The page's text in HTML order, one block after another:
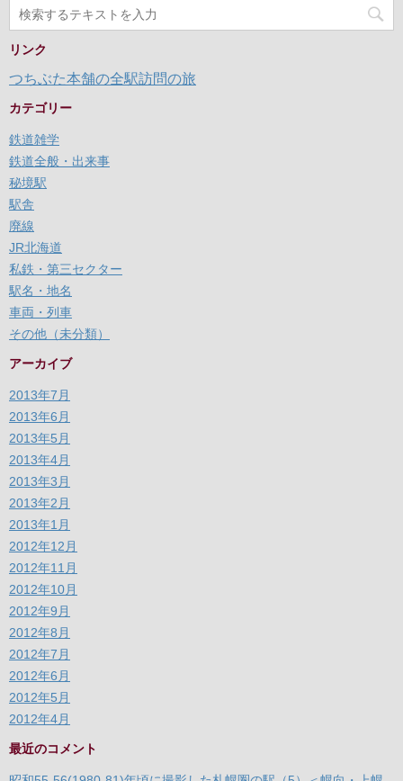
リンク
つちぶた本舗の全駅訪問の旅
カテゴリー
鉄道雑学
鉄道全般・出来事
秘境駅
駅舎
廃線
JR北海道
私鉄・第三セクター
駅名・地名
車両・列車
その他（未分類）
アーカイブ
2013年7月
2013年6月
2013年5月
2013年4月
2013年3月
2013年2月
2013年1月
2012年12月
2012年11月
2012年10月
2012年9月
2012年8月
2012年7月
2012年6月
2012年5月
2012年4月
最近のコメント